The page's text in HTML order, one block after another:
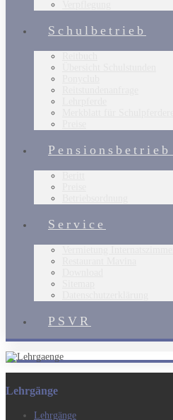
Schulbetrieb
Service
PSVR
Lehrgänge
Lehrgänge